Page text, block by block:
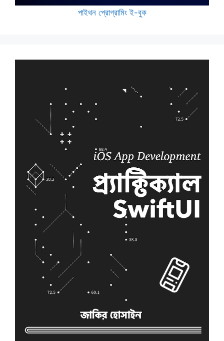
পাইথন প্রোগ্রামিং ই-বুক